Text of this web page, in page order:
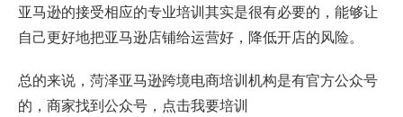
亚马逊的接受相应的专业培训其实是很有必要的，能够让
自己更好地把亚马逊店铺给运营好，降低开店的风险。
总的来说，菏泽亚马逊跨境电商培训机构是有官方公众号
的，商家找到公众号，点击我要培训